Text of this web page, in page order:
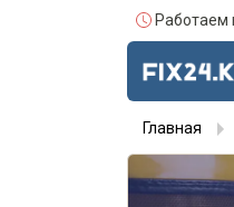
Работаем
Главная